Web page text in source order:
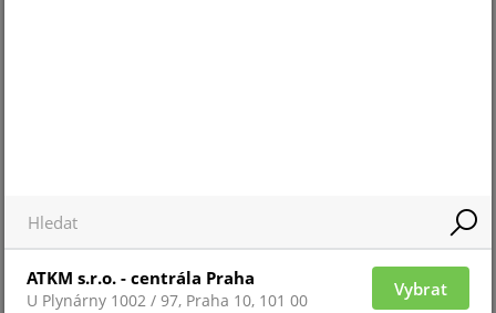
Připravujeme
MOUNT CAM B2 (100X136X242)-B
ATKM s.r.o. - centrála Praha
U Plynárny 1002 / 97, Praha 10, 101 00
Vybrat